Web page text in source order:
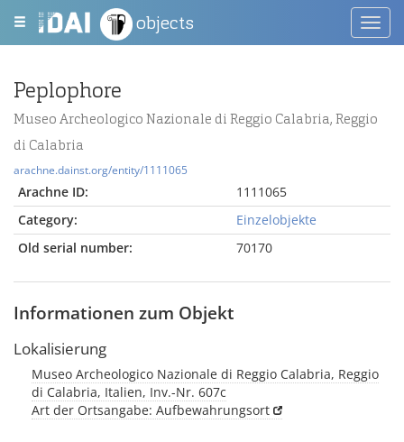
objects
Peplophore
Museo Archeologico Nazionale di Reggio Calabria, Reggio
di Calabria
arachne.dainst.org/entity/1111065
Arachne ID:
1111065
Category:
Einzelobjekte
Old serial number:
70170
Informationen zum Objekt
Lokalisierung
Museo Archeologico Nazionale di Reggio Calabria, Reggio
di Calabria, Italien, Inv.-Nr. 607c
Art der Ortsangabe: Aufbewahrungsort